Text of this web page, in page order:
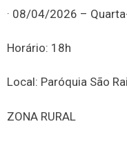
· 08/04/2026 –
Horário: 18h
Local: Paróquia São
ZONA RURAL